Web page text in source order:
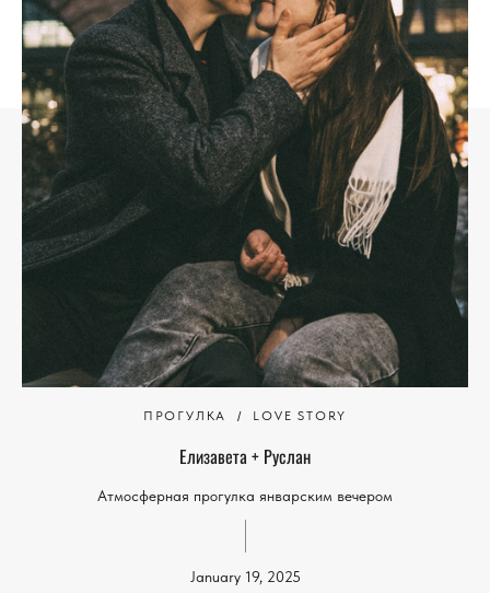
ПРОГУЛКА LOVE STORY
Елизавета + Руслан
Атмосферная прогулка январским вечером
January 19, 2025